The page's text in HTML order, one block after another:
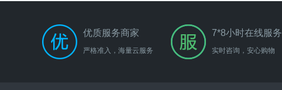
优质服务商家
严格准入，海量云服务
7*8小时在线服务
实时咨询，安心购物